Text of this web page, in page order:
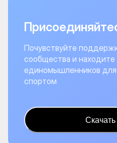
Почувствуйте
сообщества и находите
единомышленников для
спортом